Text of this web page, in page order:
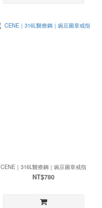
CENE｜316L醫療鋼｜豌豆圖章戒指
NT$780